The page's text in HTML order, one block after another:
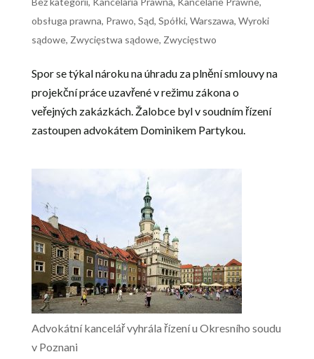
obsługa prawna, Prawo, Sąd, Spółki, Warszawa, Wyroki
sądowe, Zwycięstwa sądowe, Zwycięstwo
Spor se týkal nároku na úhradu za plnění smlouvy na
projekční práce uzavřené v režimu zákona o
veřejných zakázkách. Žalobce byl v soudním řízení
zastoupen advokátem Dominikem Partykou.
Advokátní kancelář vyhrála řízení u Okresního soudu
v Poznani